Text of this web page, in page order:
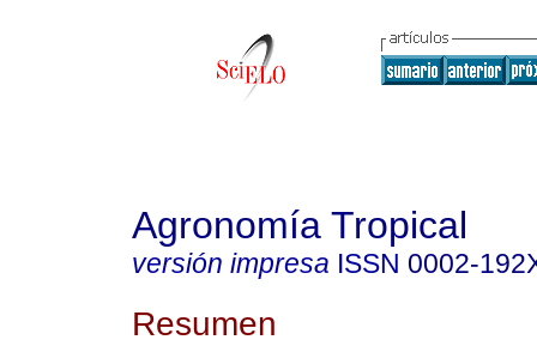
Agronomía Tropical
versión impresa ISSN 0002-
Resumen